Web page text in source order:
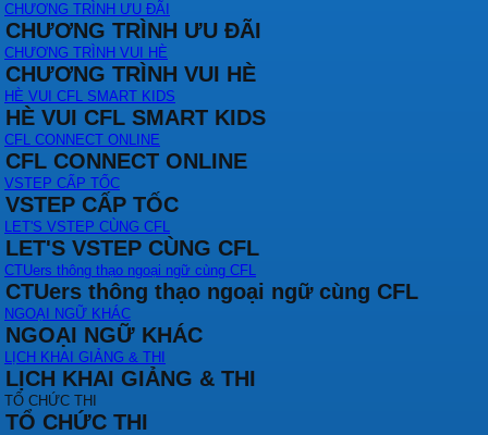
CHƯƠNG TRÌNH ƯU ĐÃI
CHƯƠNG TRÌNH ƯU ĐÃI
CHƯƠNG TRÌNH VUI HÈ
CHƯƠNG TRÌNH VUI HÈ
HÈ VUI CFL SMART KIDS
HÈ VUI CFL SMART KIDS
CFL CONNECT ONLINE
CFL CONNECT ONLINE
VSTEP CẤP TỐC
VSTEP CẤP TỐC
LET'S VSTEP CÙNG CFL
LET'S VSTEP CÙNG CFL
CTUers thông thạo ngoại ngữ cùng CFL
CTUers thông thạo ngoại ngữ cùng CFL
NGOẠI NGỮ KHÁC
NGOẠI NGỮ KHÁC
LỊCH KHAI GIẢNG & THI
LỊCH KHAI GIẢNG & THI
TỔ CHỨC THI
TỔ CHỨC THI